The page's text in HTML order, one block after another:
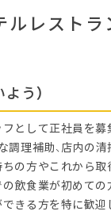
ルレスト
う）
として正社員を
調理補助、店内
ちの方やこれから
の飲食業が初めて
きる方を特に歓